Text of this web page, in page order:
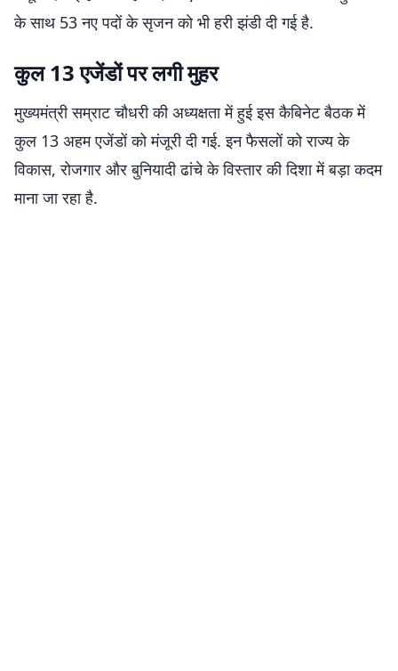
के साथ 53 नए पदों के सृजन को भी हरी झंडी दी गई है.
कुल 13 एजेंडों पर लगी मुहर
मुख्यमंत्री सम्राट चौधरी की अध्यक्षता में हुई इस कैबिनेट बैठक में
कुल 13 अहम एजेंडों को मंजूरी दी गई. इन फैसलों को राज्य के
विकास, रोजगार और बुनियादी ढांचे के विस्तार की दिशा में बड़ा कदम
माना जा रहा है.